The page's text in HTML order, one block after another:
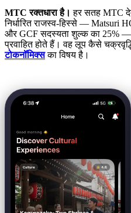
MTC रक्तधारा है। हर सतह MTC
निर्धारित राजस्व-हिस्से — Matsuri
और GCF सदस्यता शुल्क का 25% —
प्रवाहित होते हैं। वह लूप कैसे
टोकनॉमिक्सका विषय है।